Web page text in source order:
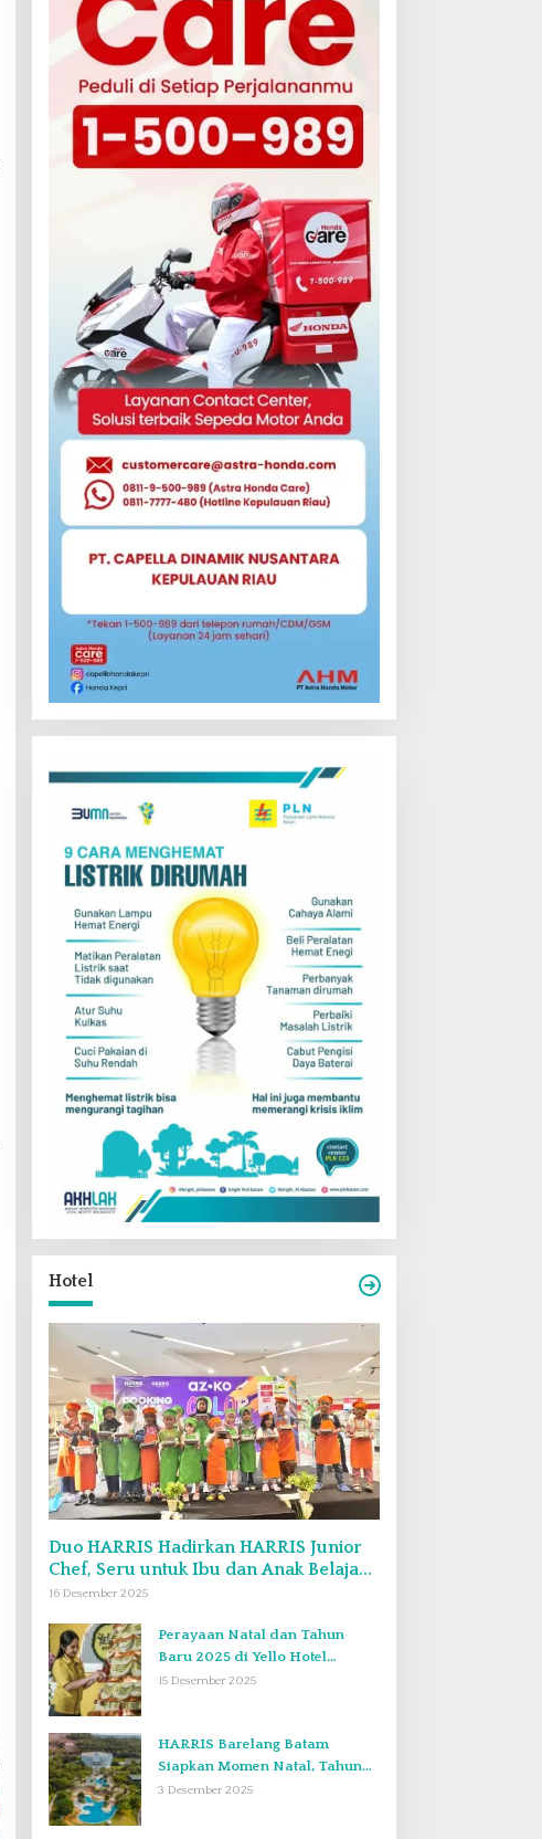
Hotel
Duo HARRIS Hadirkan HARRIS Junior
Chef, Seru untuk Ibu dan Anak Belajar
Bikin Bekal Bento & Kimbab
16 Desember 2025
Perayaan Natal dan Tahun
Baru 2025 di Yello Hotel
Harbour Bay Batam
15 Desember 2025
HARRIS Barelang Batam
Siapkan Momen Natal, Tahun
Baru, dan Staycation yang Tak
3 Desember 2025